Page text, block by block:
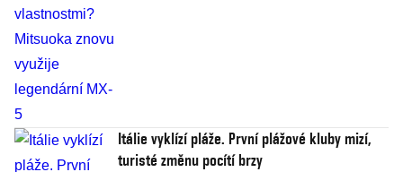
Itálie vyklízí pláže. První plážové kluby mizí,
turisté změnu pocítí brzy